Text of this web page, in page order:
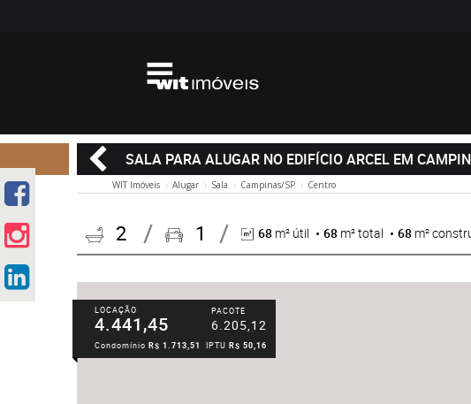
SALA PARA ALUGAR NO EDIFÍCIO ARCEL EM
WIT Imóveis Alugar Sala Campinas/SP Centro
2 1 68 m² útil 68 m² total 68 m²
LOCAÇÃO
4.441,45
PACOTE
6.205,12
Condomínio R$ 1.713,51 IPTU R$ 50,16